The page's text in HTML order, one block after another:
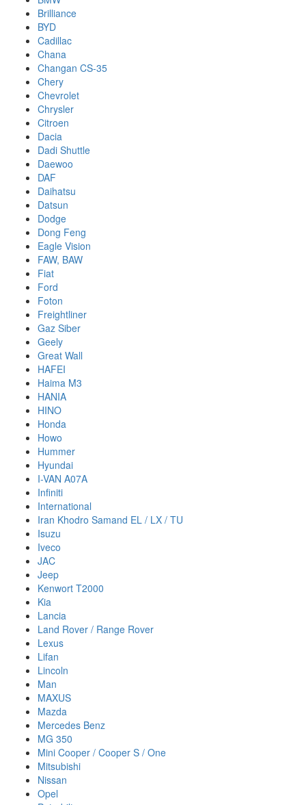
Brilliance
BYD
Cadillac
Chana
Changan CS-35
Chery
Chevrolet
Chrysler
Citroen
Dacia
Dadi Shuttle
Daewoo
DAF
Daihatsu
Datsun
Dodge
Dong Feng
Eagle Vision
FAW, BAW
Fiat
Ford
Foton
Freightliner
Gaz Siber
Geely
Great Wall
HAFEI
Haima M3
HANIA
HINO
Honda
Howo
Hummer
Hyundai
I-VAN A07A
Infiniti
International
Iran Khodro Samand EL / LX / TU
Isuzu
Iveco
JAC
Jeep
Kenwort T2000
Kia
Lancia
Land Rover / Range Rover
Lexus
Lifan
Lincoln
Man
MAXUS
Mazda
Mercedes Benz
MG 350
Mini Cooper / Cooper S / One
Mitsubishi
Nissan
Opel